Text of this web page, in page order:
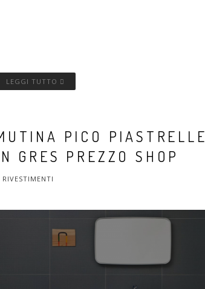
LEGGI TUTTO
PICO PIASTRELLE
GRES PREZZO SHOP
RIVESTIMENTI